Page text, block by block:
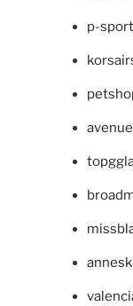
p-